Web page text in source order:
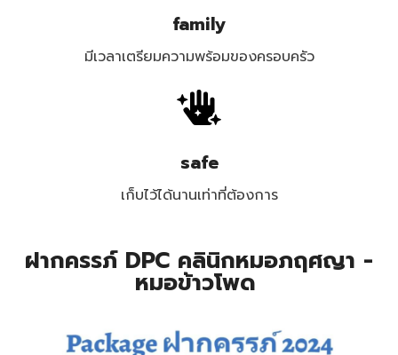
family
มีเวลาเตรียมความพร้อมของครอบครัว
safe
เก็บไว้ได้นานเท่าที่ต้องการ
ฝากครรภ์ DPC คลินิกหมอภฤศญา -
หมอข้าวโพด